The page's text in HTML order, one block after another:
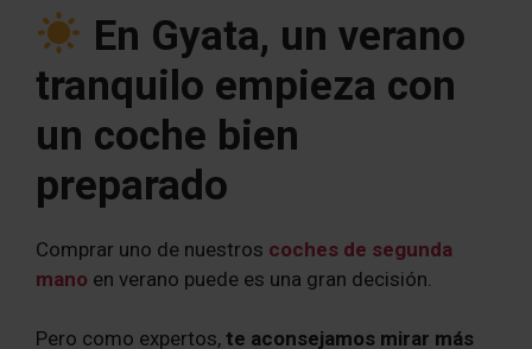
En Gyata, un verano
tranquilo empieza con
un coche bien
preparado
Comprar uno de nuestros coches de segunda
mano en verano puede es una gran decisión.
Pero como expertos, te aconsejamos mirar más